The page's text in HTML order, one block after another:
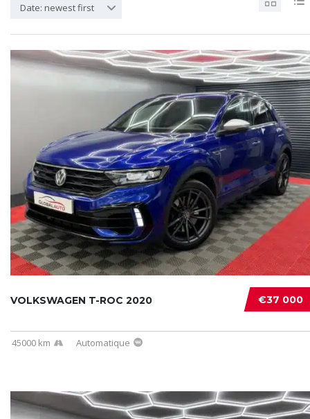
Date: newest first
€37 000
VOLKSWAGEN T-ROC 2020
45000 km Automatique